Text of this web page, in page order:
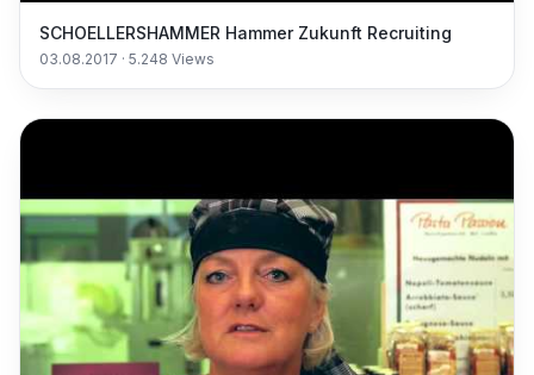
SCHOELLERSHAMMER Hammer Zukunft Recruiting
03.08.2017 · 5.248 Views